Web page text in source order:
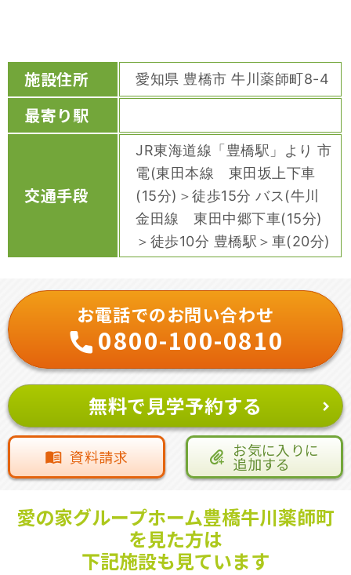
施設住所 愛知県 豊橋市 牛川薬師町8-4
最寄り駅
交通手段
JR東海道線「豊橋駅」より 市
電(東田本線 東田坂上下車
(15分)＞徒歩15分 バス(牛川
金田線 東田中郷下車(15分)
＞徒歩10分 豊橋駅＞車(20分)
お電話でのお問い合わせ
0800-100-0810
無料で見学予約する
資料請求 お気に入りに
追加する
愛の家グループホーム豊橋牛川薬師町
を見た方は
下記施設も見ています